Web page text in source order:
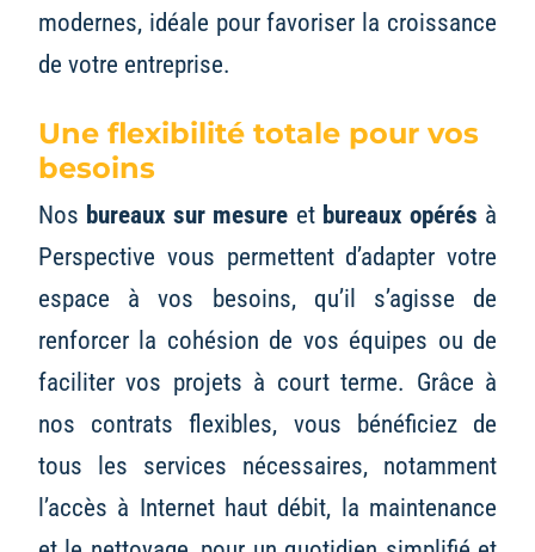
modernes, idéale pour favoriser la croissance
de votre entreprise.
Une flexibilité totale pour vos
besoins
Nos bureaux sur mesure et bureaux opérés à
Perspective vous permettent d’adapter votre
espace à vos besoins, qu’il s’agisse de
renforcer la cohésion de vos équipes ou de
faciliter vos projets à court terme. Grâce à
nos contrats flexibles, vous bénéficiez de
tous les services nécessaires, notamment
l’accès à Internet haut débit, la maintenance